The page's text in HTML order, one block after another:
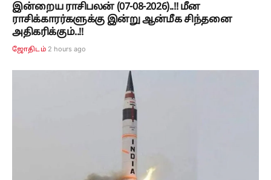
இன்றைய ராசிபலன் (07-08-2026)..!! மீன
ராசிக்காரர்களுக்கு இன்று ஆன்மீக சிந்தனை
அதிகரிக்கும்..!!
ஜோதிடம் 2 hours ago